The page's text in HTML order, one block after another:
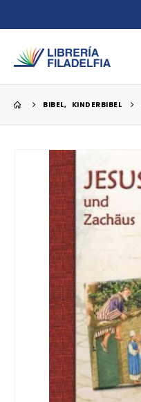
BIBEL, KINDERBIBEL